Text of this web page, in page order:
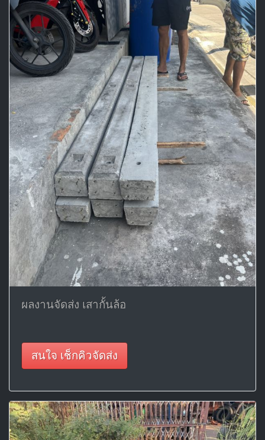
ผลงานจัดส่ง เสากั้นล้อ
สนใจ เช็กคิวจัดส่ง